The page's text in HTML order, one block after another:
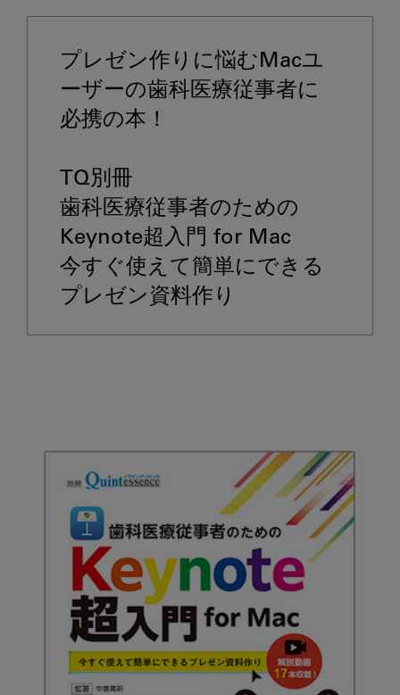
プレゼン作りに悩むMacユ
ーザーの歯科医療従事者に
必携の本！
TQ別冊
歯科医療従事者のための
Keynote超入門 for Mac
今すぐ使えて簡単にできる